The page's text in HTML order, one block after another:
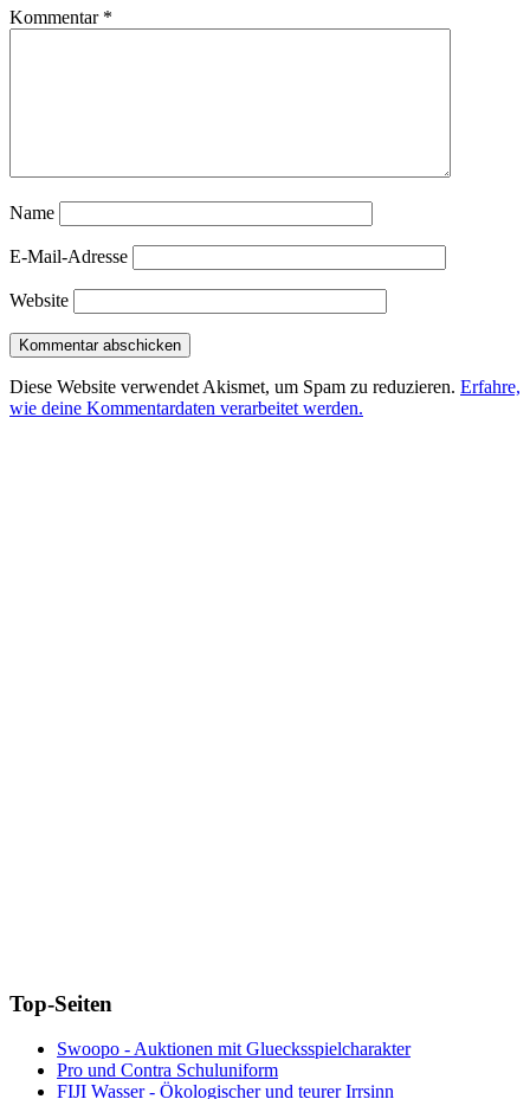
Kommentar *
Name
E-Mail-Adresse
Website
Diese Website verwendet Akismet, um Spam zu reduzieren. Erfahre,
wie deine Kommentardaten verarbeitet werden.
Top-Seiten
Swoopo - Auktionen mit Gluecksspielcharakter
Pro und Contra Schuluniform
FIJI Wasser - Ökologischer und teurer Irrsinn